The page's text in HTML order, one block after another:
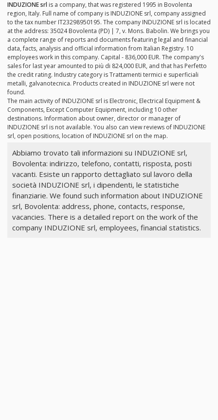
INDUZIONE srl is a company, that was registered 1995 in Bovolenta
region, Italy. Full name of company is INDUZIONE srl, company assigned
to the tax number IT23298950195. The company INDUZIONE srl is located
at the address: 35024 Bovolenta (PD) | 7, v. Mons. Babolin. We brings you
a complete range of reports and documents featuring legal and financial
data, facts, analysis and official information from Italian Registry. 10
employees work in this company. Capital - 836,000 EUR. The company's
sales for last year amounted to più di 824,000 EUR, and that has Perfetto
the credit rating. Industry category is Trattamenti termici e superficiali
metalli, galvanotecnica. Products created in INDUZIONE srl were not
found.
The main activity of INDUZIONE srl is Electronic, Electrical Equipment &
Components, Except Computer Equipment, including 10 other
destinations. Information about owner, director or manager of
INDUZIONE srl is not available. You also can view reviews of INDUZIONE
srl, open positions, location of INDUZIONE srl on the map.
Abbiamo trovato tali informazioni su INDUZIONE srl,
Bovolenta: indirizzo, telefono, contatti, risposta, posti
vacanti. Esiste un rapporto dettagliato sul lavoro della
società INDUZIONE srl, i dipendenti, le statistiche
finanziarie. We found such information about INDUZIONE
srl, Bovolenta: address, phone, contacts, response,
vacancies. There is a detailed report on the work of the
company INDUZIONE srl, employees, financial statistics.